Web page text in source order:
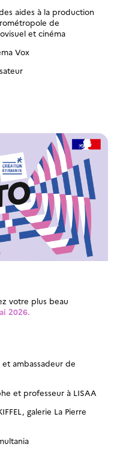
aides à la production
de
et cinéma
Vox
votre plus beau
2026.
et ambassadeur de
et professeur à LISAA
galerie La Pierre